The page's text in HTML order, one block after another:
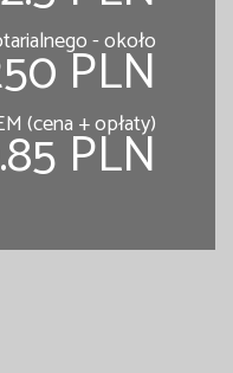
- około
PLN
(cena + opłaty)
PLN